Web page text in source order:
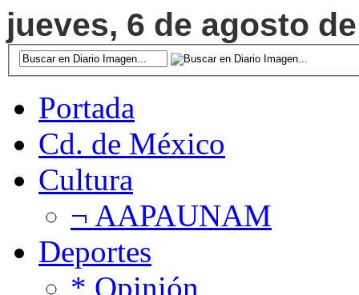
jueves, 6 de agosto
Portada
Cd. de México
Cultura
¬ AAPAUNAM
Deportes
* Opinión